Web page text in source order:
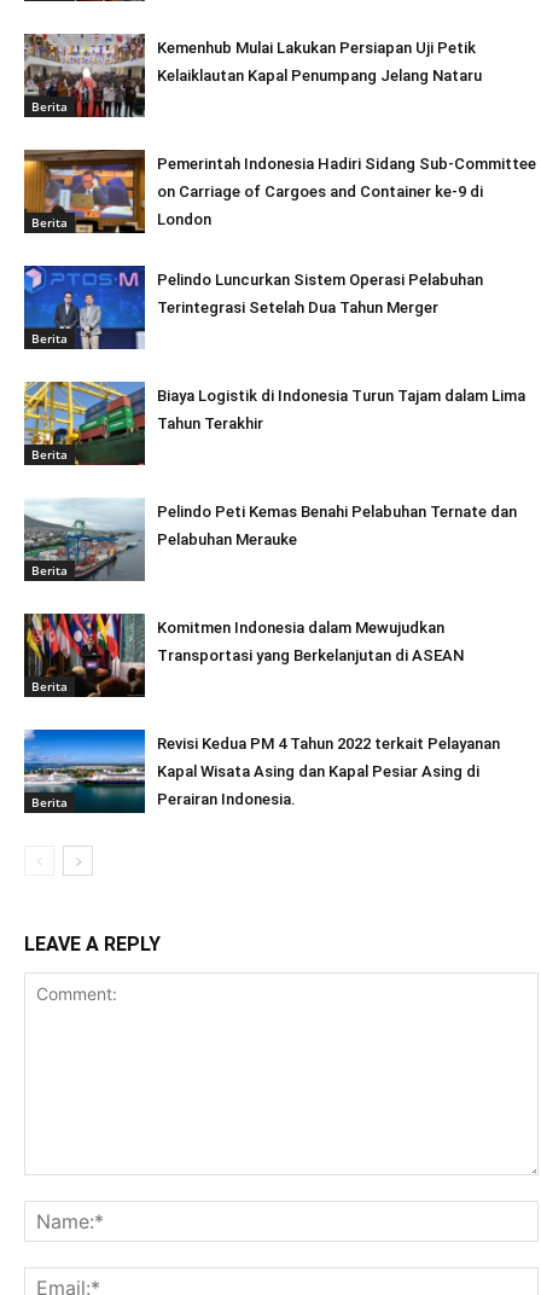
Berita
Kemenhub Mulai Lakukan Persiapan Uji Petik
Kelaiklautan Kapal Penumpang Jelang Nataru
Berita
Pemerintah Indonesia Hadiri Sidang Sub-Committee
on Carriage of Cargoes and Container ke-9 di
London
Berita
Pelindo Luncurkan Sistem Operasi Pelabuhan
Terintegrasi Setelah Dua Tahun Merger
Berita
Biaya Logistik di Indonesia Turun Tajam dalam Lima
Tahun Terakhir
Berita
Pelindo Peti Kemas Benahi Pelabuhan Ternate dan
Pelabuhan Merauke
Berita
Komitmen Indonesia dalam Mewujudkan
Transportasi yang Berkelanjutan di ASEAN
Berita
Revisi Kedua PM 4 Tahun 2022 terkait Pelayanan
Kapal Wisata Asing dan Kapal Pesiar Asing di
Perairan Indonesia.
LEAVE A REPLY